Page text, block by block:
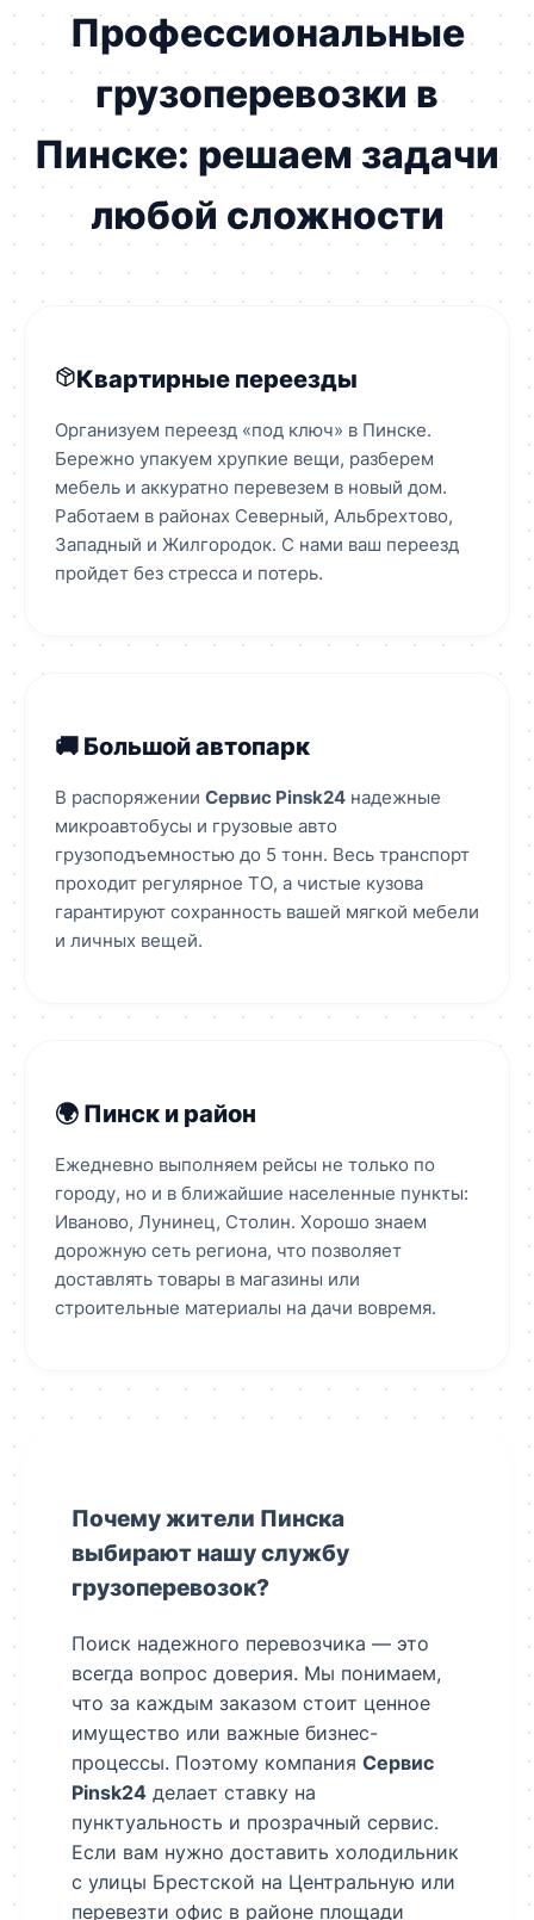
Профессиональные
грузоперевозки в
Пинске: решаем задачи
любой сложности
Квартирные переезды
Организуем переезд «под ключ» в Пинске.
Бережно упакуем хрупкие вещи, разберем
мебель и аккуратно перевезем в новый дом.
Работаем в районах Северный, Альбрехтово,
Западный и Жилгородок. С нами ваш переезд
пройдет без стресса и потерь.
🚚 Большой автопарк
В распоряжении Сервис Pinsk24 надежные
микроавтобусы и грузовые авто
грузоподъемностью до 5 тонн. Весь транспорт
проходит регулярное ТО, а чистые кузова
гарантируют сохранность вашей мягкой мебели
и личных вещей.
🌍 Пинск и район
Ежедневно выполняем рейсы не только по
городу, но и в ближайшие населенные пункты:
Иваново, Лунинец, Столин. Хорошо знаем
дорожную сеть региона, что позволяет
доставлять товары в магазины или
строительные материалы на дачи вовремя.
Почему жители Пинска
выбирают нашу службу
грузоперевозок?
Поиск надежного перевозчика — это
всегда вопрос доверия. Мы понимаем,
что за каждым заказом стоит ценное
имущество или важные бизнес-
процессы. Поэтому компания Сервис
Pinsk24 делает ставку на
пунктуальность и прозрачный сервис.
Если вам нужно доставить холодильник
с улицы Брестской на Центральную или
перевезти офис в районе площади